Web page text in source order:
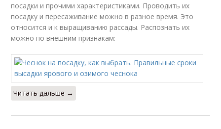
посадки и прочими характеристиками. Проводить их
посадку и пересаживание можно в разное время. Это
относится и к выращиванию рассады. Распознать их
можно по внешним признакам:
Читать дальше →